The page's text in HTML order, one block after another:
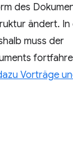
des
ändert. In
muss der
Vorträge